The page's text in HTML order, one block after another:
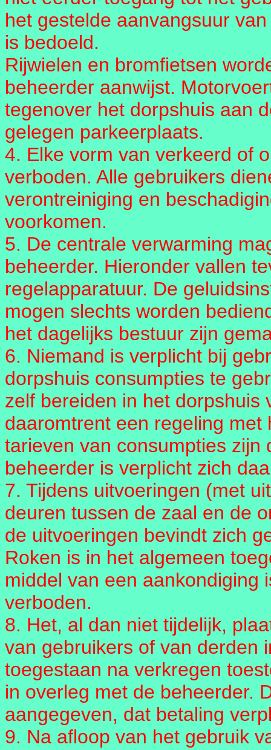
het gestelde aanvangsuur
is bedoeld.
Rijwielen en bromfietsen
beheerder aanwijst.
tegenover het dorpshuis aan
gelegen parkeerplaats.
4. Elke vorm van verkeerd of
verboden. Alle gebruikers
verontreiniging en
voorkomen.
5. De centrale verwarming
beheerder. Hieronder vallen
regelapparatuur. De
mogen slechts worden
het dagelijks bestuur zijn
6. Niemand is verplicht bij
dorpshuis consumpties te
zelf bereiden in het dorpshuis
daaromtrent een regeling
tarieven van consumpties
beheerder is verplicht zich
7. Tijdens uitvoeringen (met
deuren tussen de zaal en de
de uitvoeringen bevindt zich
Roken is in het algemeen
middel van een aankondiging
verboden.
8. Het, al dan niet tijdelijk,
van gebruikers of van derden
toegestaan na verkregen
in overleg met de beheerder.
aangegeven, dat betaling
9. Na afloop van het gebruik